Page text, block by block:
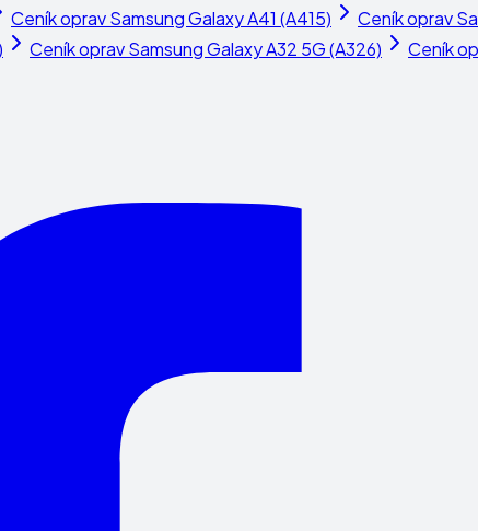
Ceník opravSamsung Galaxy A41 (A415) Ceník oprav
Ceník opravSamsung Galaxy A32 5G (A326) Ceník